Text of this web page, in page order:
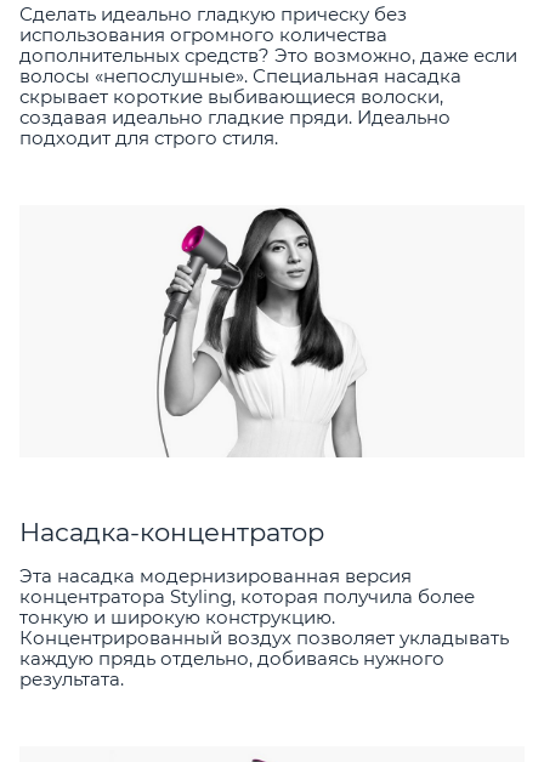
Сделать идеально гладкую прическу без
использования огромного количества
дополнительных средств? Это возможно, даже если
волосы «непослушные». Специальная насадка
скрывает короткие выбивающиеся волоски,
создавая идеально гладкие пряди. Идеально
подходит для строго стиля.
Насадка-концентратор
Эта насадка модернизированная версия
концентратора Styling, которая получила более
тонкую и широкую конструкцию.
Концентрированный воздух позволяет укладывать
каждую прядь отдельно, добиваясь нужного
результата.